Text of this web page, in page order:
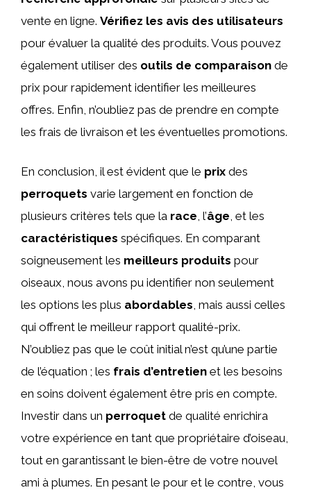
vente en ligne. Vérifiez les avis des utilisateurs
pour évaluer la qualité des produits. Vous pouvez
également utiliser des outils de comparaison de
prix pour rapidement identifier les meilleures
offres. Enfin, n’oubliez pas de prendre en compte
les frais de livraison et les éventuelles promotions.
En conclusion, il est évident que le prix des
perroquets varie largement en fonction de
plusieurs critères tels que la race, l’âge, et les
caractéristiques spécifiques. En comparant
soigneusement les meilleurs produits pour
oiseaux, nous avons pu identifier non seulement
les options les plus abordables, mais aussi celles
qui offrent le meilleur rapport qualité-prix.
N’oubliez pas que le coût initial n’est qu’une partie
de l’équation ; les frais d’entretien et les besoins
en soins doivent également être pris en compte.
Investir dans un perroquet de qualité enrichira
votre expérience en tant que propriétaire d’oiseau,
tout en garantissant le bien-être de votre nouvel
ami à plumes. En pesant le pour et le contre, vous